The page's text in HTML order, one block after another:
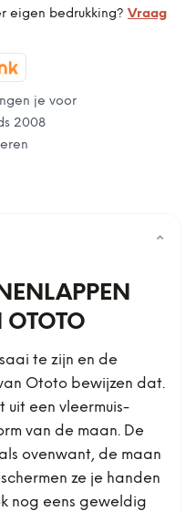
eigen bedrukking? Vraag
je voor
2008
⌄
te zijn en de
Ototo bewijzen dat.
uit een vleermuis-
van de maan. De
ovenwant, de maan
ze je handen
nog eens geweldig